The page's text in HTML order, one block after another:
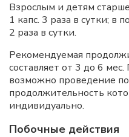
Взрослым и детям
1 капс. 3 раза в сутки; в
2 раза в сутки.
Рекомендуемая
составляет от 3 до 6
возможно проведение
продолжительность
индивидуально.
Побочные действия